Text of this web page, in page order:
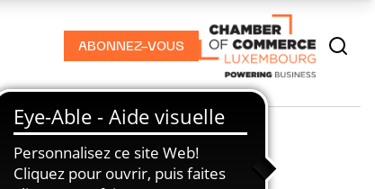
ABONNEZ-VOUS
PODCASTS